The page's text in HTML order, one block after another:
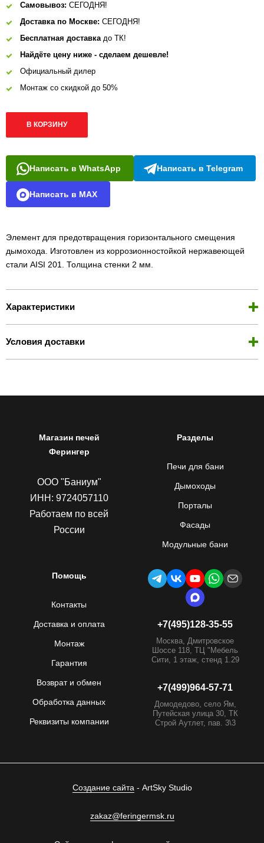
Самовывоз: СЕГОДНЯ!
Доставка по Москве: СЕГОДНЯ!
Бесплатная доставкадо ТК!
Найдёте цену ниже - сделаем дешевле!
Официальный дилер
Монтаж со скидкой до 50%
В КОРЗИНУ
Написать в WhatsApp Написать в Telegram
Написать в MAX
Элемент для предотвращения горизонтального смещения
дымохода. Изготовлен из коррозионностойкой нержавеющей
стали AISI 201. Толщина стенки 2 мм.
Характеристики
Условия доставки
Магазин печей
Ферингер
ООО "Баниум"
ИНН: 9724057110
Работаем по всей
России
Разделы
Печи для бани
Дымоходы
Порталы
Фасады
Модульные бани
Помощь
Контакты
Доставка и оплата
Монтаж
Гарантия
Возврат и обмен
Обработка данных
Реквизиты компании
+7(495)128-35-55
Москва, Дмитровское
Шоссе 118, ТЦ "Мебель
Сити, 1 этаж, стенд 1.29
+7(499)964-57-71
Домодедово, село Ям,
Путейская улица 30, ТК
Строй Аутлет, пав. 3\3
Создание сайта- ArtSky Studio
zakaz@feringermsk.ru